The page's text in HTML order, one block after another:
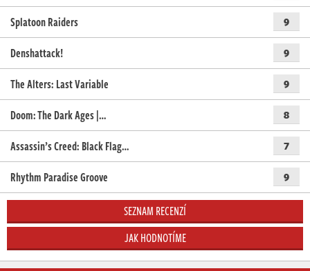
Splatoon Raiders 9
Denshattack! 9
The Alters: Last Variable 9
Doom: The Dark Ages |… 8
Assassin’s Creed: Black Flag… 7
Rhythm Paradise Groove 9
SEZNAM RECENZÍ
JAK HODNOTÍME